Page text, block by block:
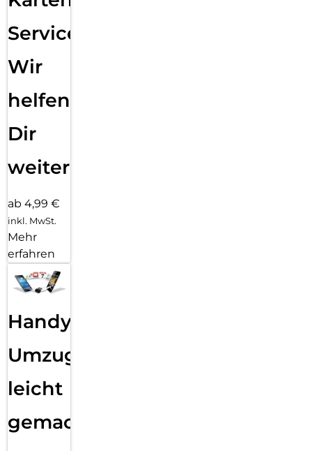
Service:
Wir
helfen
Dir
weiter
ab 4,99 €
inkl. MwSt.
Mehr
erfahren
Handy
Umzug
leicht
gemacht!